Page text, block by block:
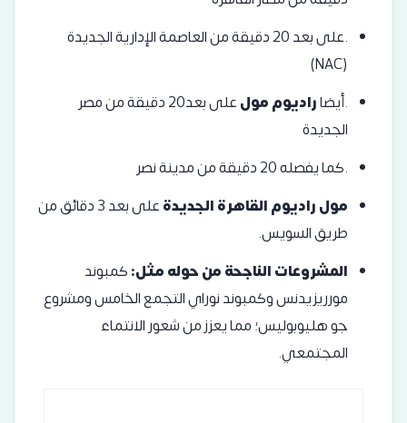
.على بعد 20 دقيقة من العاصمة الإدارية الجديدة
(NAC)
.أيضاراديوم مول
على بعد20 دقيقة من مصر
الجديدة
.كما يفصله 20 دقيقة من مدينة نصر
مول راديوم القاهرة الجديدة
على بعد 3 دقائق من
طريق السويس.
المشروعات الناجحة من حوله مثل:كمبوند
مورريزيدنسوكمبوندنوراي التجمع الخامسومشروع
جو هليوبوليس؛ مما يعزز من شعور الانتماء
المجتمعي.